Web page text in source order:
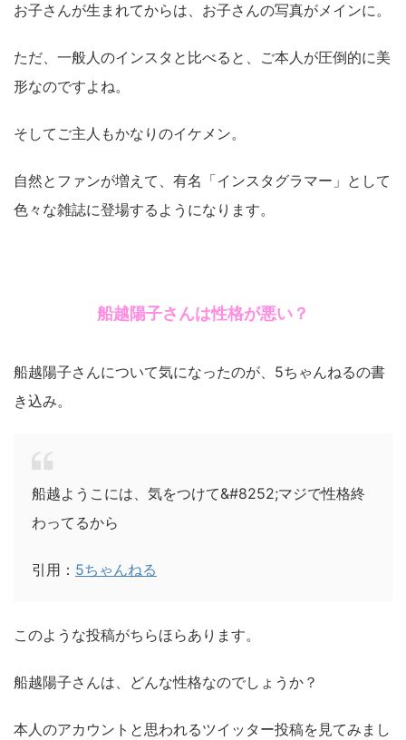
お子さんが生まれてからは、お子さんの写真がメインに。
ただ、一般人のインスタと比べると、ご本人が圧倒的に美
形なのですよね。
そしてご主人もかなりのイケメン。
自然とファンが増えて、有名「インスタグラマー」として
色々な雑誌に登場するようになります。
船越陽子さんは性格が悪い？
船越陽子さんについて気になったのが、5ちゃんねるの書
き込み。
船越ようこには、気をつけて&#8252;マジで性格終
わってるから
引用： 5ちゃんねる
このような投稿がちらほらあります。
船越陽子さんは、どんな性格なのでしょうか？
本人のアカウントと思われるツイッター投稿を見てみまし